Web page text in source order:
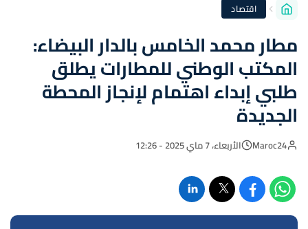
اقتصاد
مطار محمد الخامس بالدار البيضاء:
المكتب الوطني للمطارات يطلق
طلبي إبداء اهتمام لإنجاز المحطة
الجديدة
Maroc24 الأربعاء، 7 ماي 2025 - 12:26